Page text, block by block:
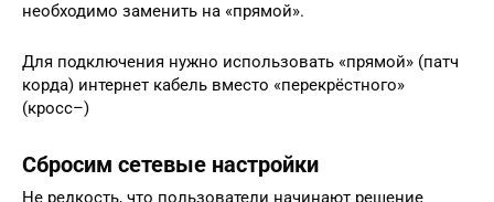
необходимо заменить на «прямой».
Для подключения нужно использовать «прямой» (патч
корда) интернет кабель вместо «перекрёстного»
(кросс–)
Сбросим сетевые настройки
Не редкость, что пользователи начинают решение